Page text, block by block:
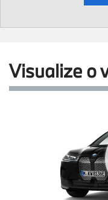
Visualize o